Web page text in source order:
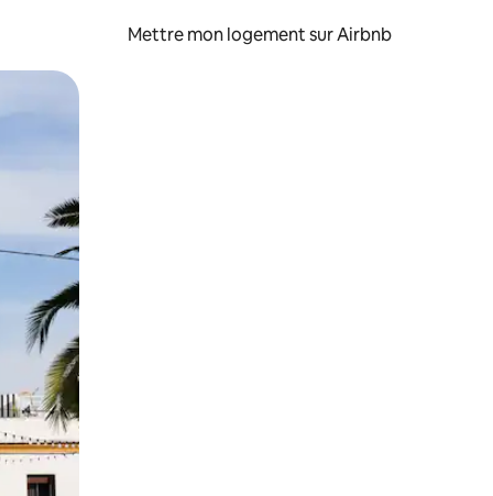
Mettre mon logement sur Airbnb
glisser.